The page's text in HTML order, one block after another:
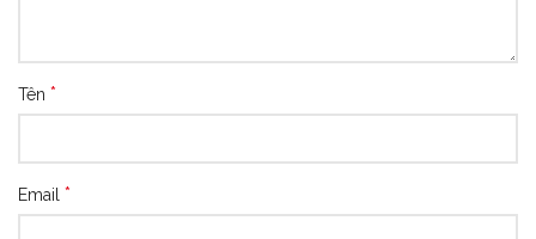
Tên *
Email *